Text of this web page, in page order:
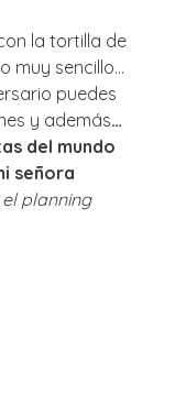
la tortilla de
muy sencillo…
puedes
y además…
del mundo
señora
planning